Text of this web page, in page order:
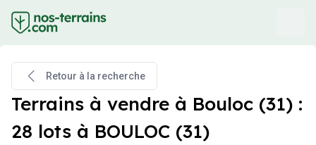
Retour à la recherche
Terrains à vendre à Bouloc (31) :
28 lots à BOULOC (31)